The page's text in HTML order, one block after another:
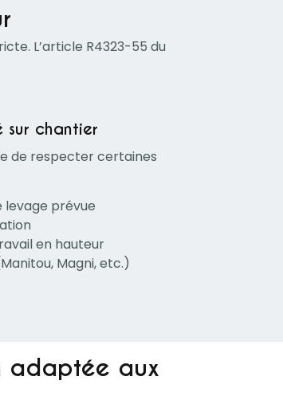
L’article R4323-55 du
sur chantier
de respecter certaines
levage prévue
en hauteur
Magni, etc.)
adaptée aux